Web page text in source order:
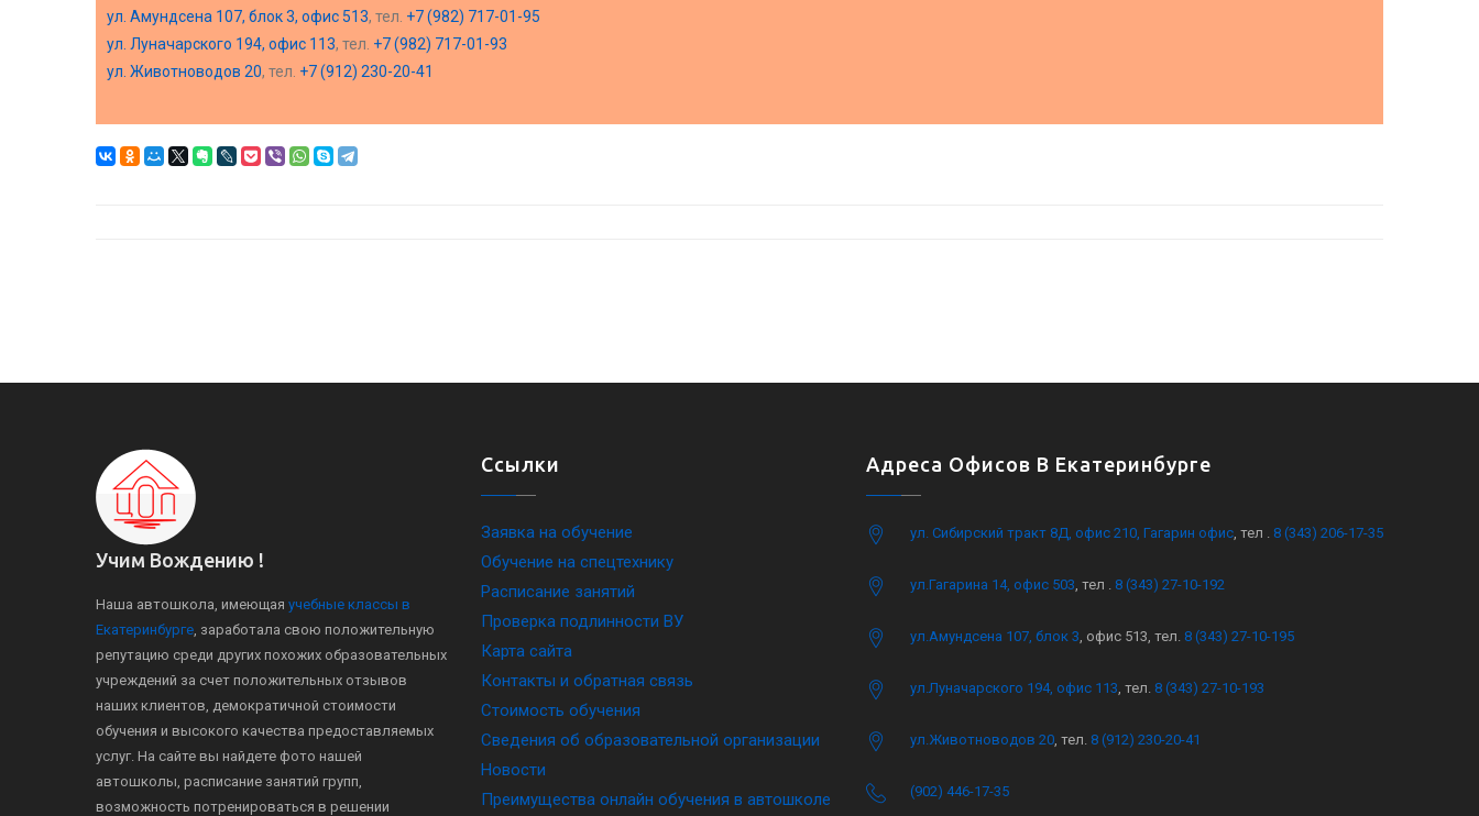
ул. Амундсена 107, блок 3, офис 513, тел. +7 (982) 717-01-95
ул. Луначарского 194, офис 113, тел. +7 (982) 717-01-93
ул. Животноводов 20, тел. +7 (912) 230-20-41
Учим Вождению !
Наша автошкола, имеющая учебные классы в
Екатеринбурге, заработала свою положительную
репутацию среди других похожих образовательных
учреждений за счет положительных отзывов
наших клиентов, демократичной стоимости
обучения и высокого качества предоставляемых
услуг. На сайте вы найдете фото нашей
автошколы, расписание занятий групп,
возможность потренироваться в решении
Ссылки
Заявка на обучение
Обучение на спецтехнику
Расписание занятий
Проверка подлинности ВУ
Карта сайта
Контакты и обратная связь
Стоимость обучения
Сведения об образовательной организации
Новости
Преимущества онлайн обучения в автошколе
Адреса Офисов В Екатеринбурге
ул. Сибирский тракт 8Д, офис 210, Гагарин офис, тел . 8 (343) 206-17-35
ул.Гагарина 14, офис 503, тел . 8 (343) 27-10-192
ул.Амундсена 107, блок 3, офис 513, тел. 8 (343) 27-10-195
ул.Луначарского 194, офис 113, тел. 8 (343) 27-10-193
ул.Животноводов 20, тел. 8 (912) 230-20-41
(902) 446-17-35